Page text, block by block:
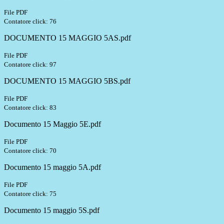
File PDF
Contatore click: 76
DOCUMENTO 15 MAGGIO 5AS.pdf
File PDF
Contatore click: 97
DOCUMENTO 15 MAGGIO 5BS.pdf
File PDF
Contatore click: 83
Documento 15 Maggio 5E.pdf
File PDF
Contatore click: 70
Documento 15 maggio 5A.pdf
File PDF
Contatore click: 75
Documento 15 maggio 5S.pdf